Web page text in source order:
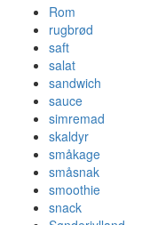
Rom
rugbrød
saft
salat
sandwich
sauce
simremad
skaldyr
småkage
småsnak
smoothie
snack